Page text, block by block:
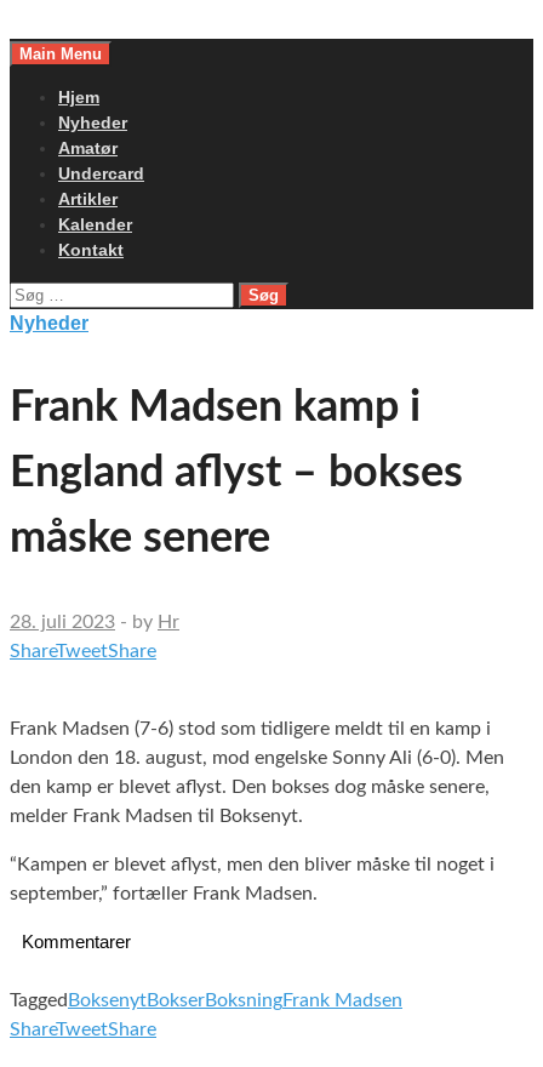
toMain Menu
Hjem
Nyheder
Amatør
Undercard
Artikler
Kalender
Kontakt
Søg
efter:
Nyheder
Frank Madsen kamp i
England aflyst – bokses
måske senere
28. juli 2023 - by Hr
ShareTweetShare
Frank Madsen (7-6) stod som tidligere meldt til en kamp i
London den 18. august, mod engelske Sonny Ali (6-0). Men
den kamp er blevet aflyst. Den bokses dog måske senere,
melder Frank Madsen til Boksenyt.
“Kampen er blevet aflyst, men den bliver måske til noget i
september,” fortæller Frank Madsen.
Kommentarer
Tagged BoksenytBokserBoksningFrank Madsen
ShareTweetShare